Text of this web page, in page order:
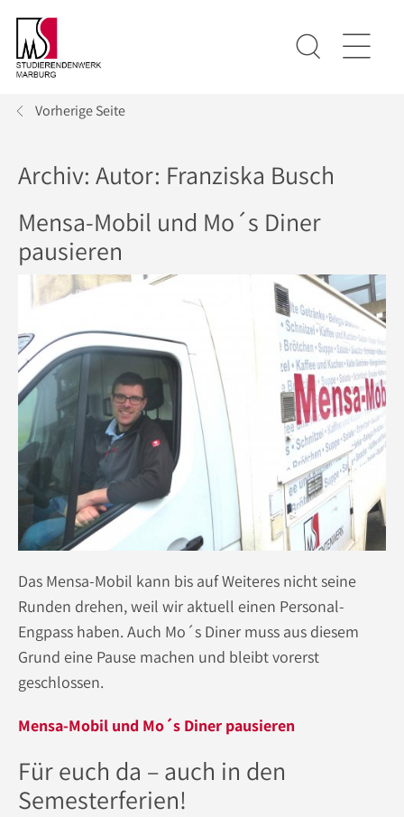
Vorherige Seite
Archiv: Autor: Franziska Busch
Mensa-Mobil und Mo´s Diner
pausieren
Das Mensa-Mobil kann bis auf Weiteres nicht seine
Runden drehen, weil wir aktuell einen Personal-
Engpass haben. Auch Mo´s Diner muss aus diesem
Grund eine Pause machen und bleibt vorerst
geschlossen.
Mensa-Mobil und Mo´s Diner pausieren
Für euch da – auch in den
Semesterferien!